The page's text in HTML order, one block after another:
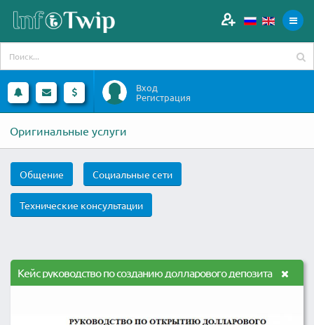
Вход
Регистрация
Оригинальные услуги
Общение Социальные сети
Технические консультации
Кейс руководство по созданию долларового депозита